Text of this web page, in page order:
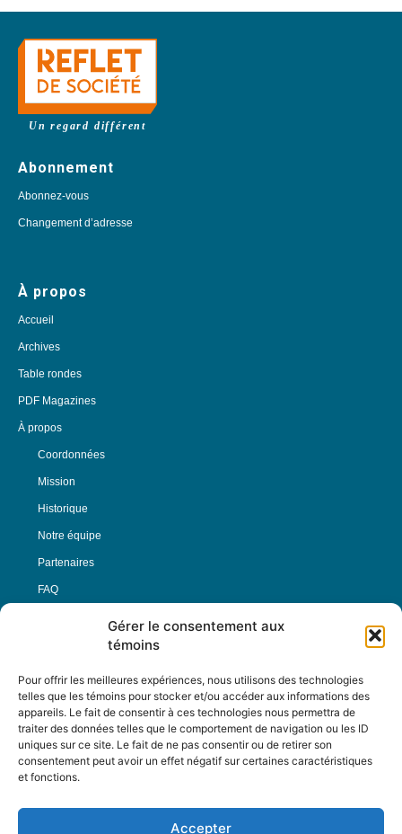
Gérer le consentement aux
témoins
Pour offrir les meilleures expériences, nous utilisons des technologies
telles que les témoins pour stocker et/ou accéder aux informations des
appareils. Le fait de consentir à ces technologies nous permettra de
traiter des données telles que le comportement de navigation ou les ID
uniques sur ce site. Le fait de ne pas consentir ou de retirer son
consentement peut avoir un effet négatif sur certaines caractéristiques
et fonctions.
Accepter
Un regard différent
Abonnement
Abonnez-vous
Changement d’adresse
À propos
Accueil
Archives
Table rondes
PDF Magazines
À propos
Coordonnées
Mission
Historique
Notre équipe
Partenaires
FAQ
Nous Suivre
Contactez-nous :